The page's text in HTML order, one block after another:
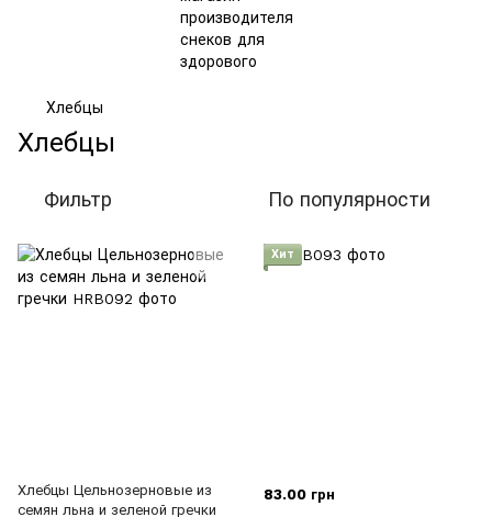
Хлебцы
Хлебцы
Фильтр По популярности
Хлебцы Цельнозерновые из
семян льна и зеленой гречки
Хит
83.00 грн